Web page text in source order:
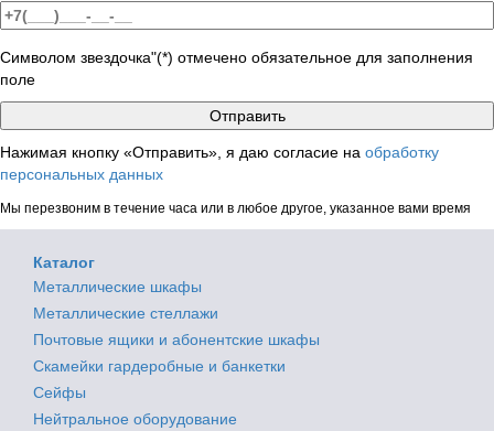
Символом звездочка"(*) отмечено обязательное для заполнения
поле
Нажимая кнопку «Отправить», я даю согласие на обработку
персональных данных
Мы перезвоним в течение часа или в любое другое, указанное вами время
Каталог
Металлические шкафы
Металлические стеллажи
Почтовые ящики и абонентские шкафы
Скамейки гардеробные и банкетки
Сейфы
Нейтральное оборудование